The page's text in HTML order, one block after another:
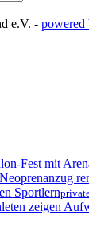
e.V. - powered
Fest mit
zeigen